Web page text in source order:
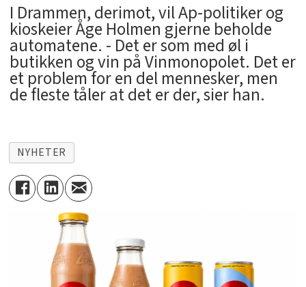
I Drammen, derimot, vil Ap-politiker og
kioskeier Åge Holmen gjerne beholde
automatene. - Det er som med øl i
butikken og vin på Vinmonopolet. Det er
et problem for en del mennesker, men
de fleste tåler at det er der, sier han.
NYHETER